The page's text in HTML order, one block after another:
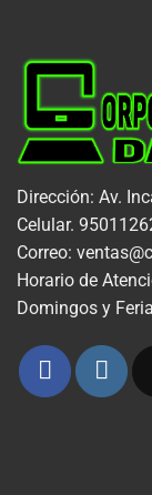
Dirección: Av.
Celular.
Correo:
Horario de
Domingos y